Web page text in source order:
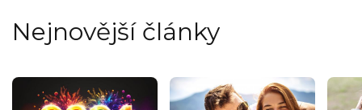
Nejnovější články